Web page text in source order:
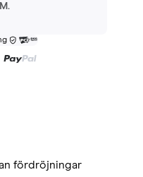
fördröjningar